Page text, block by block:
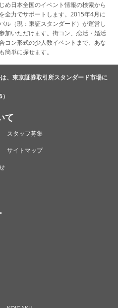
め日本全国のイベント情報の検索から
全力でサポートします。2015年4月に
ル（現：東証スタンダード）が運営し
加いただけます。街コン、恋活・婚活
コン形式の少人数イベントまで、あな
簡単に探せます。
、東京証券取引所スタンダード市場に
て
スタッフ募集
サイトマップ